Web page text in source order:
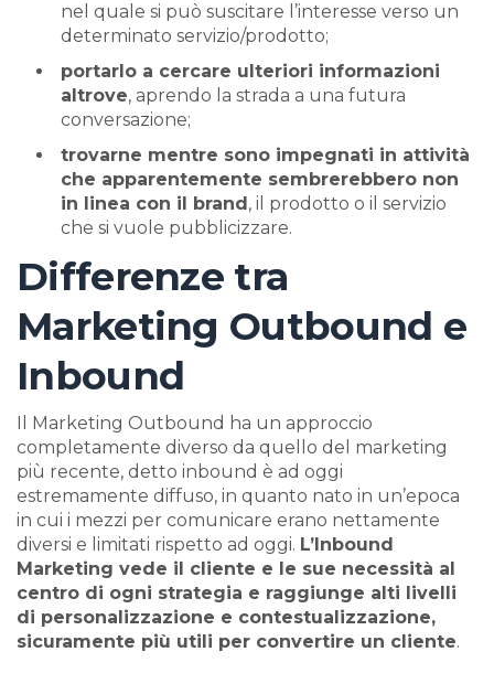
nel quale si può suscitare l’interesse verso un
determinato servizio/prodotto;
portarlo a cercare ulteriori informazioni
altrove, aprendo la strada a una futura
conversazione;
trovarne mentre sono impegnati in attività
che apparentemente sembrerebbero non
in linea con il brand , il prodotto o il servizio
che si vuole pubblicizzare.
Differenze tra
Marketing Outbound e
Inbound
Il Marketing Outbound ha un approccio
completamente diverso da quello del marketing
più recente, detto inbound è ad oggi
estremamente diffuso, in quanto nato in un’epoca
in cui i mezzi per comunicare erano nettamente
diversi e limitati rispetto ad oggi. L’Inbound
Marketing vede il cliente e le sue necessità al
centro di ogni strategia e raggiunge alti livelli
di personalizzazione e contestualizzazione,
sicuramente più utili per convertire un cliente.